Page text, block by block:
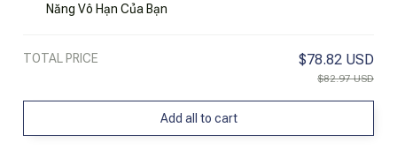
Năng Vô Hạn Của Bạn
TOTAL PRICE $78.82 USD
$82.97 USD
Add all to cart